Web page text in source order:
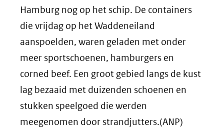
Hamburg nog op het schip. De containers
die vrijdag op het Waddeneiland
aanspoelden, waren geladen met onder
meer sportschoenen, hamburgers en
corned beef. Een groot gebied langs de kust
lag bezaaid met duizenden schoenen en
stukken speelgoed die werden
meegenomen door strandjutters.(ANP)